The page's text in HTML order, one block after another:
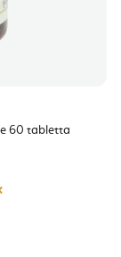
60 tabletta